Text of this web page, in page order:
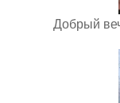
Добрый